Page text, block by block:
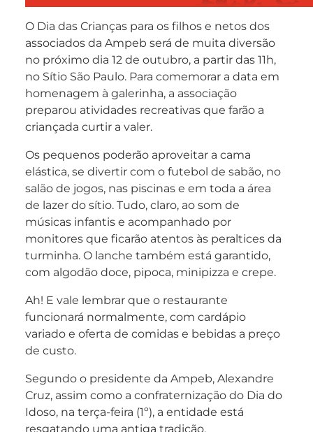
O Dia das Crianças para os filhos e netos dos
associados da Ampeb será de muita diversão
no próximo dia 12 de outubro, a partir das 11h,
no Sítio São Paulo. Para comemorar a data em
homenagem à galerinha, a associação
preparou atividades recreativas que farão a
criançada curtir a valer.
Os pequenos poderão aproveitar a cama
elástica, se divertir com o futebol de sabão, no
salão de jogos, nas piscinas e em toda a área
de lazer do sítio. Tudo, claro, ao som de
músicas infantis e acompanhado por
monitores que ficarão atentos às peraltices da
turminha. O lanche também está garantido,
com algodão doce, pipoca, minipizza e crepe.
Ah! E vale lembrar que o restaurante
funcionará normalmente, com cardápio
variado e oferta de comidas e bebidas a preço
de custo.
Segundo o presidente da Ampeb, Alexandre
Cruz, assim como a confraternização do Dia do
Idoso, na terça-feira (1º), a entidade está
resgatando uma antiga tradição,